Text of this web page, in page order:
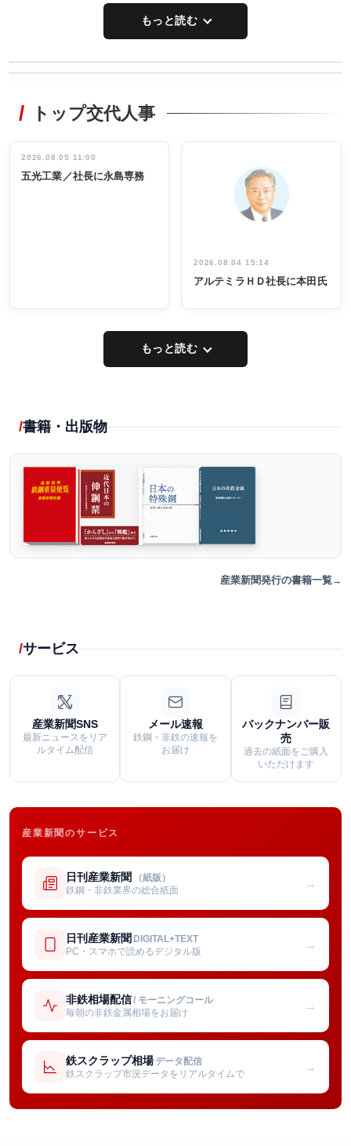
もっと読む
非鉄業界で
インタビュ
ー／社内ア
タックトレー
祝う 業界関
係者ら220人
出席
トップ交代人事
2026.08.05 11:00
五光工業／社長に永島専務
2026.08.04 15:14
アルテミラＨＤ社長に本田氏
もっと読む
書籍・出版物
産業新聞発行の書籍一覧
サービス
産業新聞SNS
最新ニュースをリア
ルタイム配信
メール速報
鉄鋼・非鉄の速報を
お届け
バックナンバー販
売
過去の紙面をご購入
いただけます
産業新聞のサービス
日刊産業新聞 （紙版）
鉄鋼・非鉄業界の総合紙面
→
日刊産業新聞 DIGITAL+TEXT
PC・スマホで読めるデジタル版
→
非鉄相場配信/ モーニングコール
毎朝の非鉄金属相場をお届け
→
鉄スクラップ相場 データ配信
鉄スクラップ市況データをリアルタイムで
→